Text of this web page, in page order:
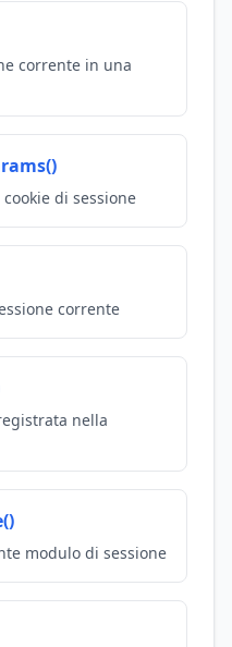
corrente in una
di sessione
corrente
nella
modulo di sessione